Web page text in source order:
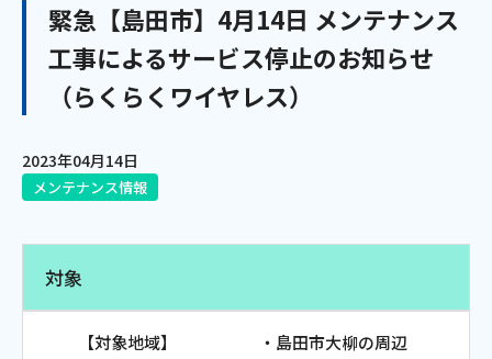
インターネット
緊急【島田市】4月14日 メンテナンス
工事によるサービス停止のお知らせ
（らくらくワイヤレス）
2023年04月14日
メンテナンス情報
対象
【対象地域】 ・島田市大柳の周辺